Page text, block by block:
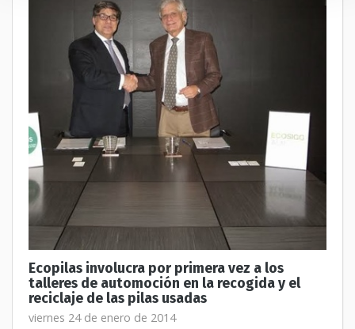
Ecopilas involucra por primera vez a los
talleres de automoción en la recogida y el
reciclaje de las pilas usadas
viernes 24 de enero de 2014